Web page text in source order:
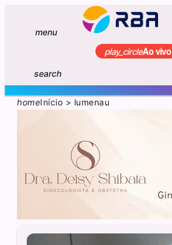
menu
play_circleAo vivo
search
homeInício > lumenau